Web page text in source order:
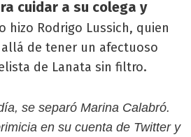
cuidar a su colega y
hizo Rodrigo Lussich, quien
de tener un afectuoso
de Lanata sin filtro.
se separó Marina Calabró.
en su cuenta de Twitter y